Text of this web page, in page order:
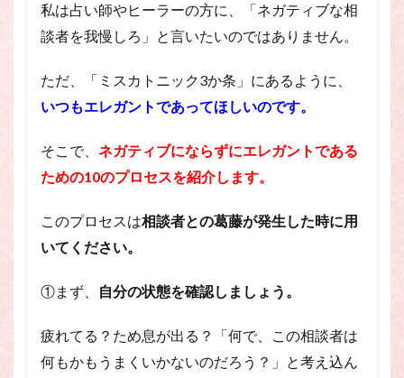
私は占い師やヒーラーの方に、「ネガティブな相
談者を我慢しろ」と言いたいのではありません。
ただ、「ミスカトニック3か条」にあるように、
いつもエレガントであってほしいのです。
そこで、 ネガティブにならずにエレガントである
ための10のプロセスを紹介します。
このプロセスは相談者との葛藤が発生した時に用
いてください。
①まず、 自分の状態を確認しましょう。
疲れてる？ため息が出る？「何で、この相談者は
何もかもうまくいかないのだろう？」と考え込ん